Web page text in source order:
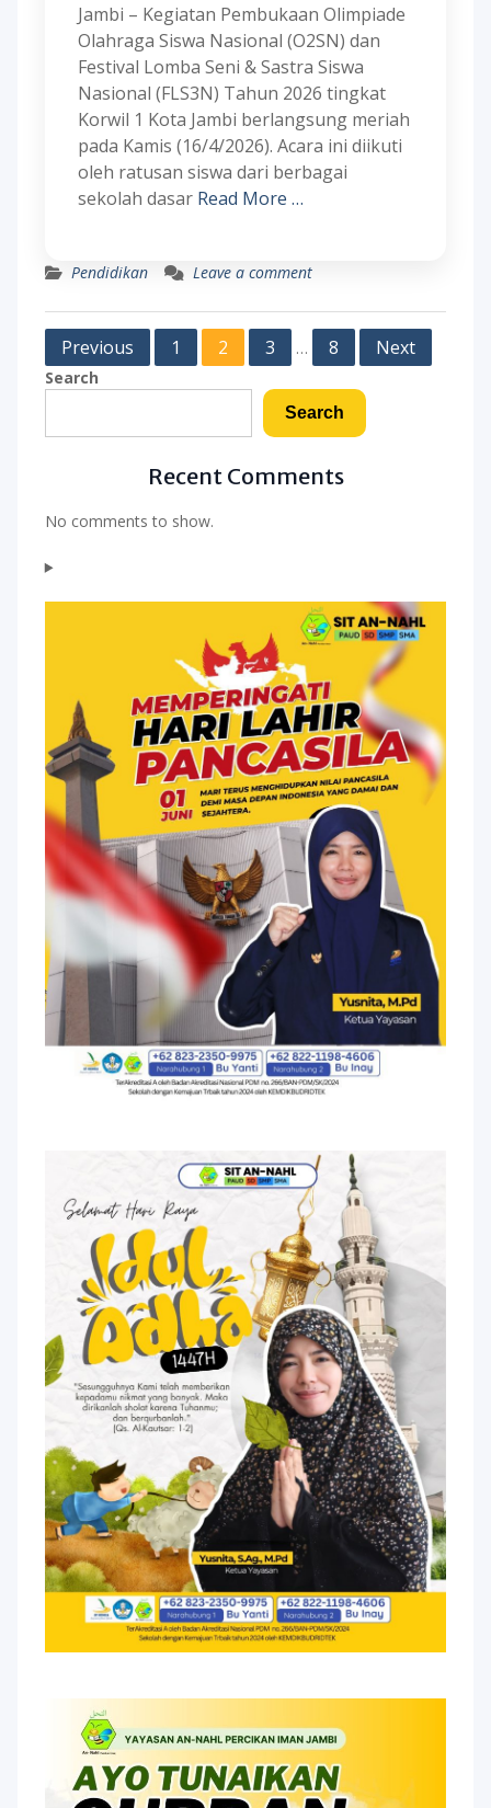
Jambi – Kegiatan Pembukaan Olimpiade
Olahraga Siswa Nasional (O2SN) dan
Festival Lomba Seni & Sastra Siswa
Nasional (FLS3N) Tahun 2026 tingkat
Korwil 1 Kota Jambi berlangsung meriah
pada Kamis (16/4/2026). Acara ini diikuti
oleh ratusan siswa dari berbagai
sekolah dasar Read More …
Pendidikan Leave a comment
Posts
pagination
Previous 1 2 3 … 8 Next
Search
Search
Recent Comments
No comments to show.